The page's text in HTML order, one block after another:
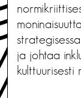
ja johtaa
kulttuurisesti